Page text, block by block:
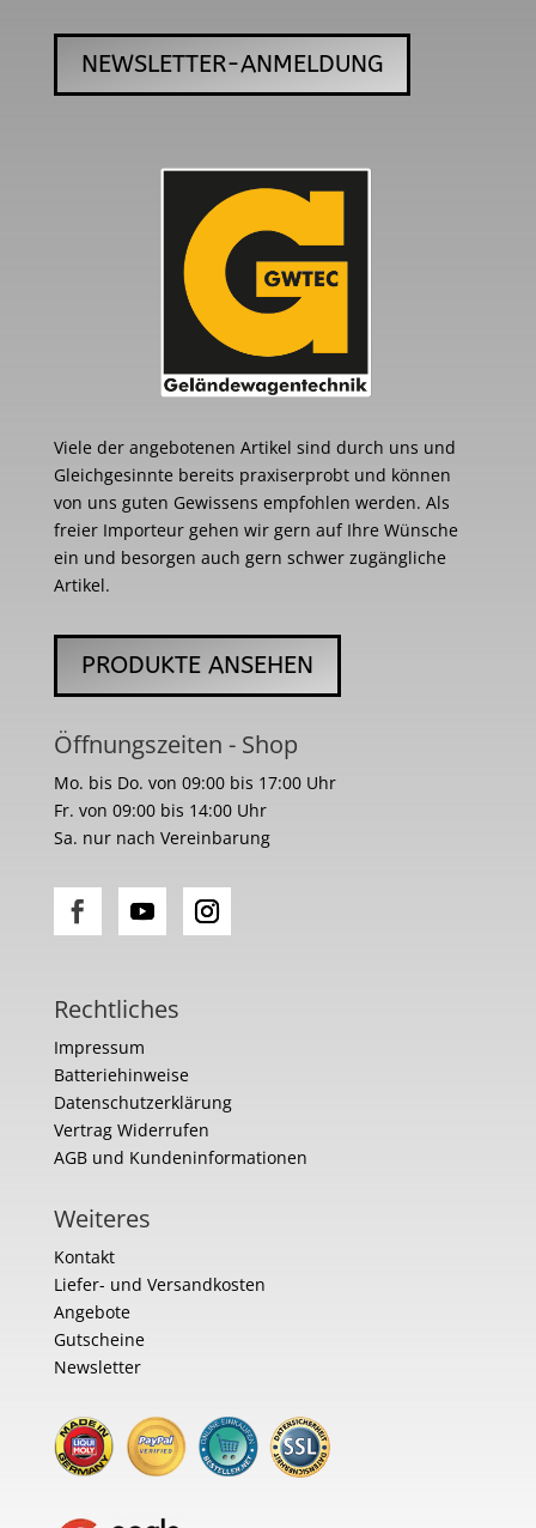
NEWSLETTER-ANMELDUNG
Viele der angebotenen Artikel sind durch uns und
Gleichgesinnte bereits praxiserprobt und können
von uns guten Gewissens empfohlen werden. Als
freier Importeur gehen wir gern auf Ihre Wünsche
ein und besorgen auch gern schwer zugängliche
Artikel.
PRODUKTE ANSEHEN
Öffnungszeiten - Shop
Mo. bis Do. von 09:00 bis 17:00 Uhr
Fr. von 09:00 bis 14:00 Uhr
Sa. nur nach Vereinbarung
Rechtliches
Impressum
Batteriehinweise
Datenschutzerklärung
Vertrag Widerrufen
AGB und Kundeninformationen
Weiteres
Kontakt
Liefer- und Versandkosten
Angebote
Gutscheine
Newsletter